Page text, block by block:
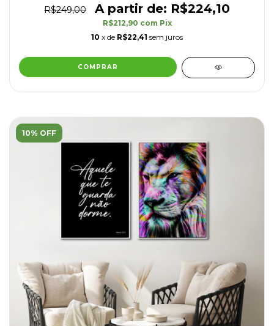
R$249,00 R$224,10
R$212,90 com Pix
10 x de R$22,41 sem juros
COMPRAR
10% OFF